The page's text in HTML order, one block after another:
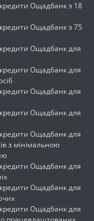
Ощадбанк з 18
Ощадбанк з 75
Ощадбанк для
Ощадбанк для
Ощадбанк для
Ощадбанк для
Ощадбанк для
з мінімальною
Ощадбанк для
Ощадбанк для
Ощадбанк для